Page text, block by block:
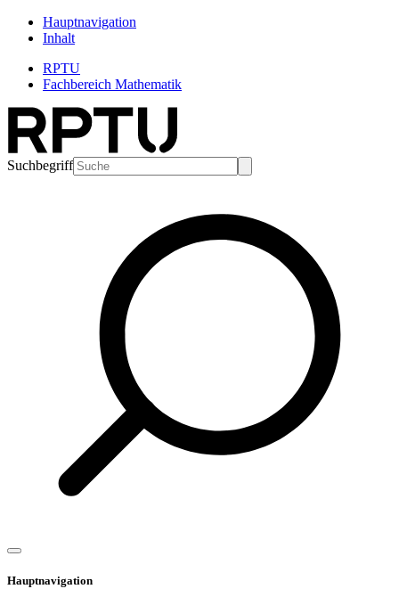
Hauptnavigation
Inhalt
RPTU
Fachbereich Mathematik
Suchbegriff
Hauptnavigation